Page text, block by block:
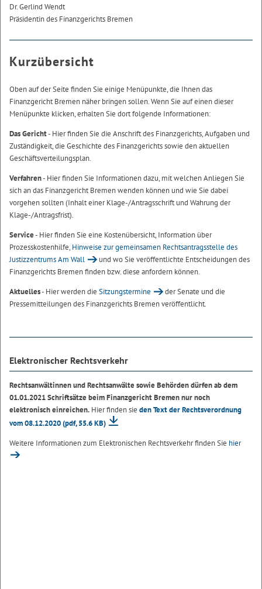
Dr. Gerlind Wendt
Präsidentin des Finanzgerichts Bremen
Kurzübersicht
Oben auf der Seite finden Sie einige Menüpunkte, die Ihnen das
Finanzgericht Bremen näher bringen sollen. Wenn Sie auf einen dieser
Menüpunkte klicken, erhalten Sie dort folgende Informationen:
Das Gericht- Hier finden Sie die Anschrift des Finanzgerichts, Aufgaben und
Zuständigkeit, die Geschichte des Finanzgerichts sowie den aktuellen
Geschäftsverteilungsplan.
Verfahren- Hier finden Sie Informationen dazu, mit welchen Anliegen Sie
sich an das Finanzgericht Bremen wenden können und wie Sie dabei
vorgehen sollten (Inhalt einer Klage-/Antragsschrift und Wahrung der
Klage-/Antragsfrist).
Service- Hier finden Sie eine Kostenübersicht, Information über
Prozesskostenhilfe, Hinweise zur gemeinsamen Rechtsantragsstelle des
Justizzentrums Am Wall
und wo Sie veröffentlichte Entscheidungen des
Finanzgerichts Bremen finden bzw. diese anfordern können.
Aktuelles- Hier werden die Sitzungstermine
der Senate und die
Pressemitteilungen des Finanzgerichts Bremen veröffentlicht.
Elektronischer Rechtsverkehr
Rechtsanwältinnen und Rechtsanwälte sowie Behörden dürfen ab dem
01.01.2021 Schriftsätze beim Finanzgericht Bremen nur noch
elektronisch einreichen. Hier finden sie den Text der Rechtsverordnung
vom 08.12.2020(pdf, 55.6 KB)
Weitere Informationen zum Elektronischen Rechtsverkehr finden Sie hier